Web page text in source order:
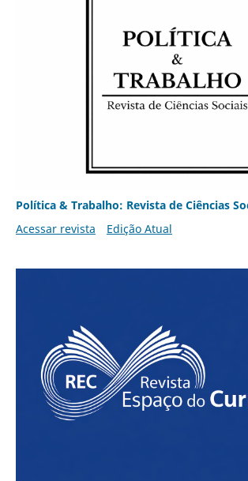
Política & Trabalho: Revista de Ciências
Acessar revista
Edição Atual